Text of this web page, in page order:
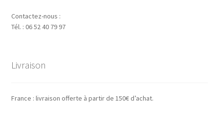
Contactez-nous :
Tél. : 06 52 40 79 97
Livraison
France : livraison offerte à partir de 150€ d’achat.